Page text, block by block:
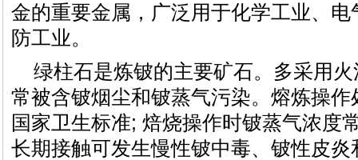
金的重要金属，广泛用于化学工业、
防工业。
绿柱石是炼铍的主要矿石。多采用
常被含铍烟尘和铍蒸气污染。熔炼操
国家卫生标准; 焙烧操作时铍蒸气浓度
长期接触可发生慢性铍中毒、铍性皮炎